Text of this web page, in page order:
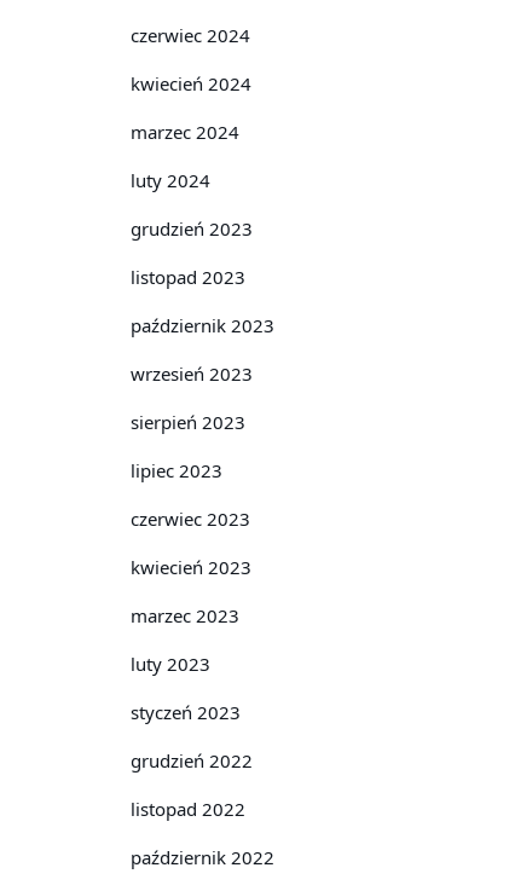
czerwiec 2024
kwiecień 2024
marzec 2024
luty 2024
grudzień 2023
listopad 2023
październik 2023
wrzesień 2023
sierpień 2023
lipiec 2023
czerwiec 2023
kwiecień 2023
marzec 2023
luty 2023
styczeń 2023
grudzień 2022
listopad 2022
październik 2022